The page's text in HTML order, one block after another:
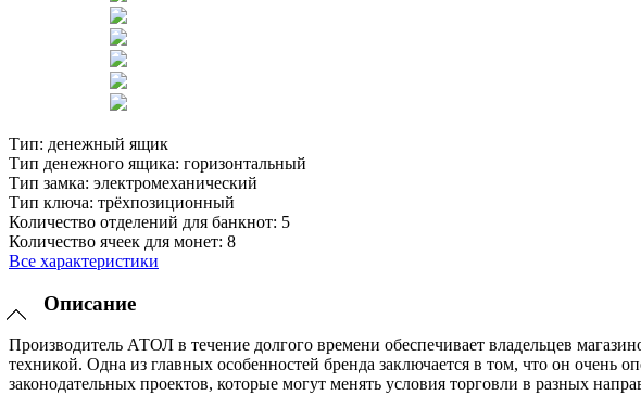
Тип: денежный ящик
Тип денежного ящика: горизонтальный
Тип замка: электромеханический
Тип ключа: трёхпозиционный
Количество отделений для банкнот: 5
Количество ячеек для монет: 8
Все характеристики
Описание
Производитель АТОЛ в течение долгого времени обеспечивает владельцев
техникой. Одна из главных особенностей бренда заключается в том, что он очень
законодательных проектов, которые могут менять условия торговли в разных